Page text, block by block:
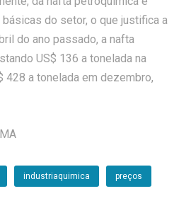
do setor, o que justifica a
do ano passado, a nafta
US$ 136 a tonelada na
428 a tonelada em dezembro,
industriaquimica preços